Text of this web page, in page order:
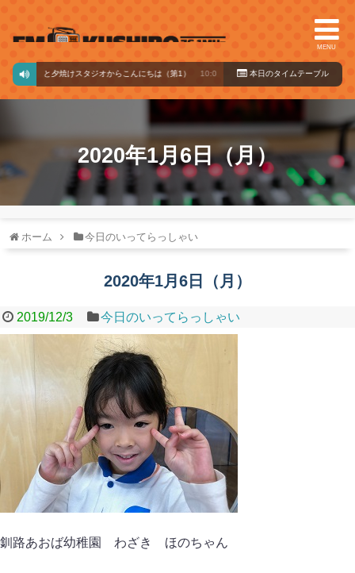
MENU
なぼっと夕焼けスタジオからこんにちは（第1） 10:00～14:00 本日のタイ ムテーブル
2020年1月6日（月）
ホーム 今日のいってらっしゃい
2020年1月6日（月）
2019/12/3 今日のいってらっしゃい
釧路あおば幼稚園 わざき ほのちゃん